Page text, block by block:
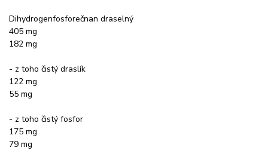
Dihydrogenfosforečnan draselný
405 mg
182 mg
- z toho čistý draslík
122 mg
55 mg
- z toho čistý fosfor
175 mg
79 mg